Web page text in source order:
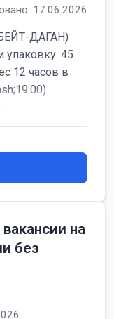
17.06.2026
ДАГАН)
45
12 часов в
на
без